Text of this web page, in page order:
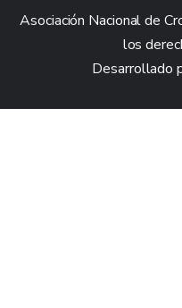
Asociación Nacional de
los
Desarrollado